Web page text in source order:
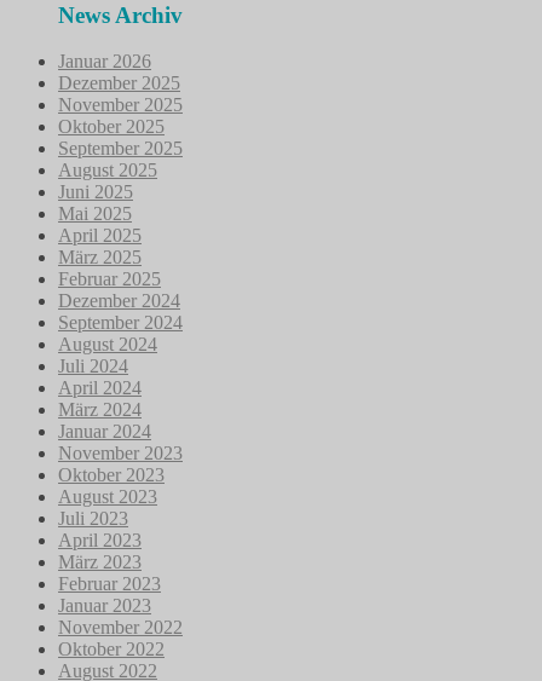
News Archiv
Januar 2026
Dezember 2025
November 2025
Oktober 2025
September 2025
August 2025
Juni 2025
Mai 2025
April 2025
März 2025
Februar 2025
Dezember 2024
September 2024
August 2024
Juli 2024
April 2024
März 2024
Januar 2024
November 2023
Oktober 2023
August 2023
Juli 2023
April 2023
März 2023
Februar 2023
Januar 2023
November 2022
Oktober 2022
August 2022